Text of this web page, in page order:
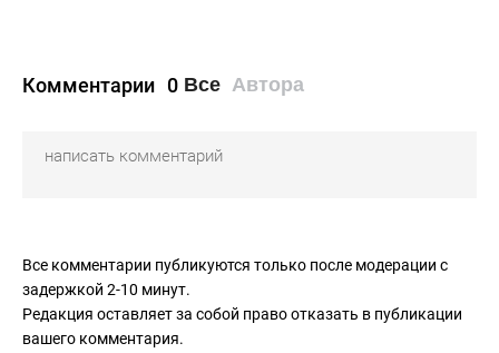
Комментарии 0 Все Автора
Все комментарии публикуются только после модерации с
задержкой 2-10 минут.
Редакция оставляет за собой право отказать в публикации
вашего комментария.